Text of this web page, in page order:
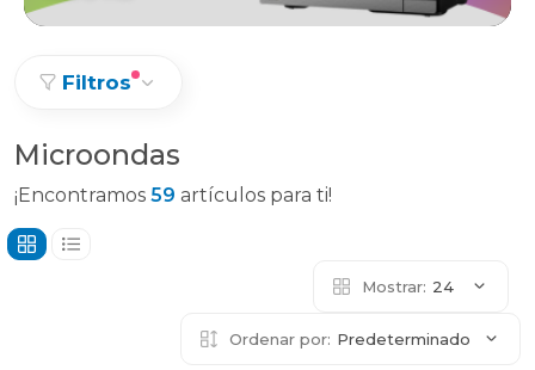
Filtros
Microondas
¡Encontramos 59 artículos para ti!
Mostrar: 24
Ordenar por: Predeterminado